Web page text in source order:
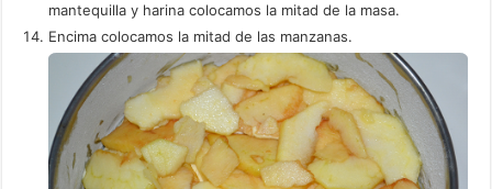
mantequilla y harina colocamos la mitad de la masa.
Encima colocamos la mitad de las manzanas.